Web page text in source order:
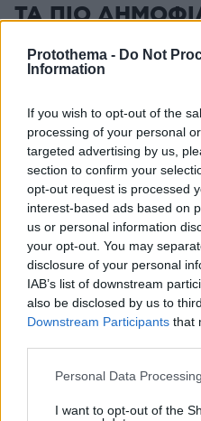
Protothema - Do Not
Information
If you wish to opt-out of the
processing of your personal
targeted advertising by us,
section to confirm your
opt-out request is processed
interest-based ads based on
us or personal information
your opt-out. You may
disclosure of your personal
IAB’s list of downstream
also be disclosed by us to
Downstream Participants that
Please note that this website/
not limited to your visit or
Personal Data
I want to opt-out of the
ΤΑ ΠΙΟ